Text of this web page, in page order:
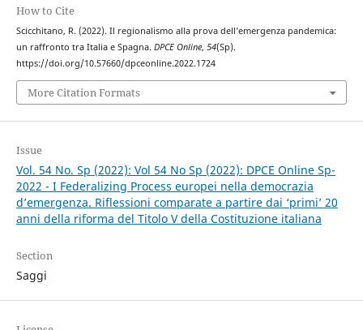
How to Cite
Scicchitano, R. (2022). Il regionalismo alla prova dell’emergenza pandemica:
un raffronto tra Italia e Spagna. DPCE Online, 54(Sp).
https://doi.org/10.57660/dpceonline.2022.1724
More Citation Formats
Issue
Vol. 54 No. Sp (2022): Vol 54 No Sp (2022): DPCE Online Sp-
2022 - I Federalizing Process europei nella democrazia
d’emergenza. Riflessioni comparate a partire dai ‘primi’ 20
anni della riforma del Titolo V della Costituzione italiana
Section
Saggi